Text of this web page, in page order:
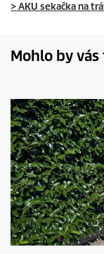
> AKU sekačka na
Mohlo by